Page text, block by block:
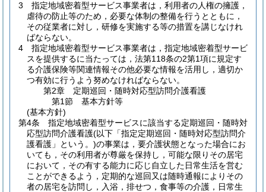
3
指定地域密着型サービス事業者は，利用者の人権の擁護，
虐待の防止等のため，必要な体制の整備を行うとともに，
その従業者に対し，研修を実施する等の措置を講じなけれ
ばならない。
4
指定地域密着型サービス事業者は，指定地域密着型サービ
スを提供するに当たっては，法第118条の2第1項に規定す
る介護保険等関連情報その他必要な情報を活用し，適切か
つ有効に行うよう努めなければならない。
第2章
定期巡回・随時対応型訪問介護看護
第1節
基本方針等
(基本方針)
第4条
指定地域密着型サービスに該当する定期巡回・随時対
応型訪問介護看護(以下「指定定期巡回・随時対応型訪問介
護看護」という。)の事業は，要介護状態となった場合にお
いても，その利用者が尊厳を保持し，可能な限りその居宅
において，その有する能力に応じ自立した日常生活を営む
ことができるよう，定期的な巡回又は随時通報によりその
者の居宅を訪問し，入浴，排せつ，食事等の介護，日常生